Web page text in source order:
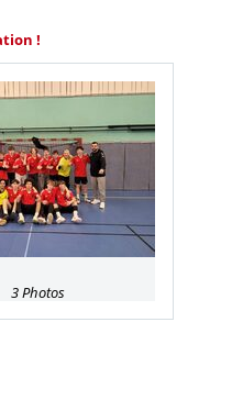
!
3 Photos